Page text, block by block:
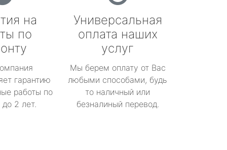
на
по
гарантию
работы по
2 лет.
Универсальная
оплата наших
услуг
Мы берем оплату от Вас
любыми способами, будь
то наличный или
безналиный перевод.